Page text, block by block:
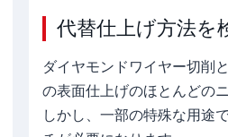
代替仕上げ方法を
ダイヤモンドワイヤー切削
の表面仕上げのほとんどの
しかし、一部の特殊な用途